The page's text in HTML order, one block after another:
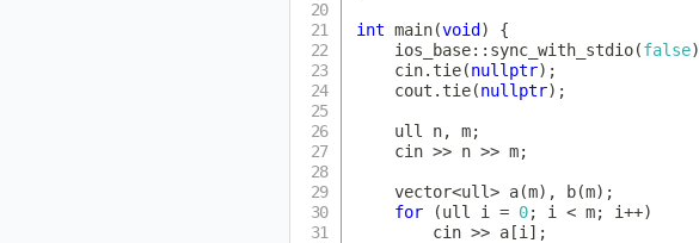
int main(void)
{
    ios_base
:: sync_with_stdio(false)
    cin
. tie(nullptr) ;
    cout
. tie(nullptr) ;
    ull n
, m;
    cin
>> n >> m;
    vector
<ull> a(m) , b(m) ;
for
(ull i = 0; i < m; i++)
        cin
>> a[i ] ;